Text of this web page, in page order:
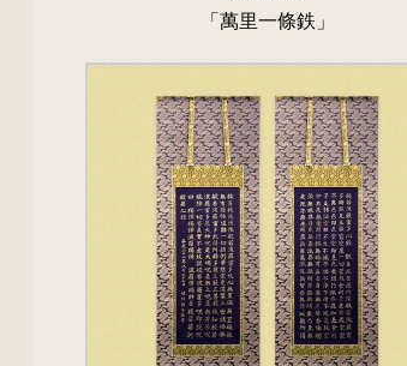
「萬里一條鉄」